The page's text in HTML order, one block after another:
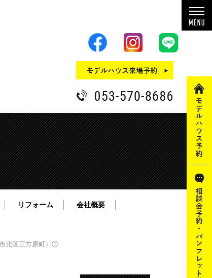
リフォーム 会社概要
北区三方原町）①